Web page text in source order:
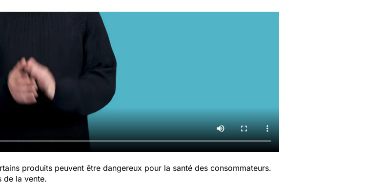
produits peuvent être dangereux pour la santé des consommateurs.
de la vente.